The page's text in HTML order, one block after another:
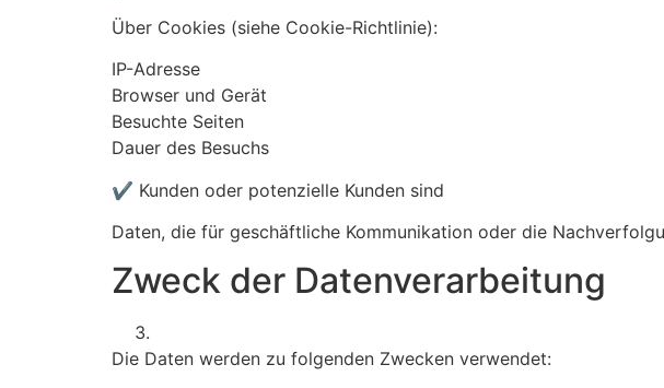
Über Cookies (siehe Cookie-Richtlinie):
IP-Adresse
Browser und Gerät
Besuchte Seiten
Dauer des Besuchs
✔ Kunden oder potenzielle Kunden sind
Daten, die für geschäftliche Kommunikation oder die
Zweck der Datenverarbeitung
Die Daten werden zu folgenden Zwecken verwendet: